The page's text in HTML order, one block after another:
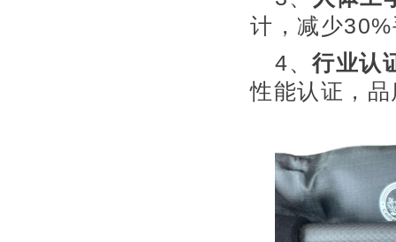
计，减少
4、行业认
性能认证，